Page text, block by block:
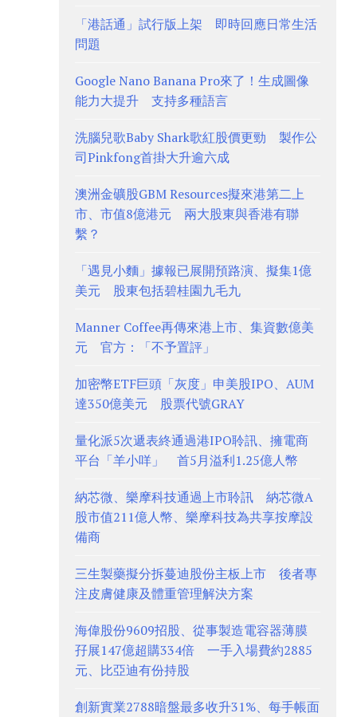
「港話通」試行版上架 即時回應日常生活
問題
Google Nano Banana Pro來了！生成圖像
能力大提升 支持多種語言
洗腦兒歌Baby Shark歌紅股價更勁 製作公
司Pinkfong首掛大升逾六成
澳洲金礦股GBM Resources擬來港第二上
市、市值8億港元 兩大股東與香港有聯
繫？
「遇見小麵」據報已展開預路演、擬集1億
美元 股東包括碧桂園九毛九
Manner Coffee再傳來港上市、集資數億美
元 官方：「不予置評」
加密幣ETF巨頭「灰度」申美股IPO、AUM
達350億美元 股票代號GRAY
量化派5次遞表終通過港IPO聆訊、擁電商
平台「羊小咩」 首5月溢利1.25億人幣
納芯微、樂摩科技通過上市聆訊 納芯微A
股市值211億人幣、樂摩科技為共享按摩設
備商
三生製藥擬分拆蔓迪股份主板上市 後者專
注皮膚健康及體重管理解決方案
海偉股份9609招股、從事製造電容器薄膜
孖展147億超購334倍 一手入場費約2885
元、比亞迪有份持股
創新實業2788暗盤最多收升31%、每手帳面